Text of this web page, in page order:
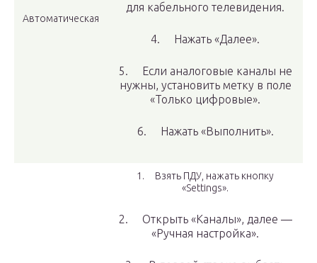
Автоматическая
для кабельного телевидения.
4. Нажать «Далее».
5. Если аналоговые каналы не
нужны, установить метку в поле
«Только цифровые».
6. Нажать «Выполнить».
1. Взять ПДУ, нажать кнопку
«Settings».
2. Открыть «Каналы», далее —
«Ручная настройка».